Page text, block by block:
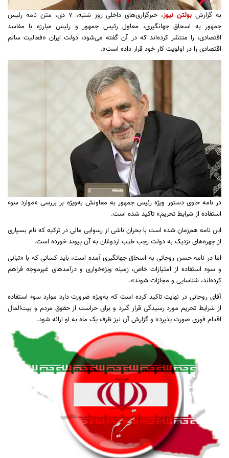
به گزارش بولتن نيوز، خبرگزاری‌های داخلی روز شنبه، ۷ دی، متن نامه رئيس
جمهور به اسحاق جهانگیری، معاول رئیس جمهور و رئیس مبارزه با مفاسد
اقتصادی، را منتشر کرده‌اند که در آن گفته می‌شود، دولت ایران «فعالیت سالم
اقتصادی را در اولویت کار خود قرار داده است».
در نامه حاوی دستور ویژه رئیس جمهور به معاونش به‌ویژه بر بررسی «موارد سوء
استفاده از شرایط تحریم» تاکید شده است.
این نامه هم‌زمان شده است با بحران ناشی از رسوایی مالی در ترکیه که نام بسیاری
از چهره‌های نزدیک به دولت رجب طیب اردوغان به آن پیوند خورده است.
اما در نامه حسن روحانی به اسحاق جهانگیری آمده است، باید کسانی که با «تبانی
و سوء استفاده از امتیازات خاص، زمینه ویژه‌خواری و درآمدهای غیرموجه فراهم
کرده‌اند، شناسایی و مجازات شوند».
آقای روحانی در نهایت تاکید کرده است که به‌ویژه ضرورت دارد موارد سوء‌ استفاده
از شرایط تحریم مورد رسیدگی قرار گیرد و برای حراست از حقوق مردم و بیت‌المال
اقدام فوری صورت پذیرد» و گزارش آن نیز ظرف یک ماه به او ارائه شود.